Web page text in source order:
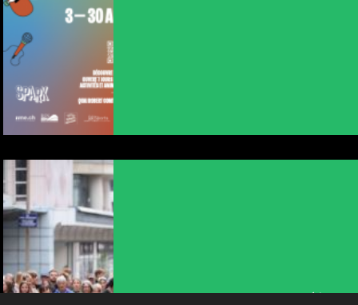
En poursuivant votre navigation sur le culturoscoPe site vous
consentez à l’utilisation de cookies. Les cookies nous
permettent d'analyser le trafic, d’affiner les contenus mis à
votre disposition et renseigner les acteurs·trices culturel·le·s sur
l'intérêt porté à leurs événements.